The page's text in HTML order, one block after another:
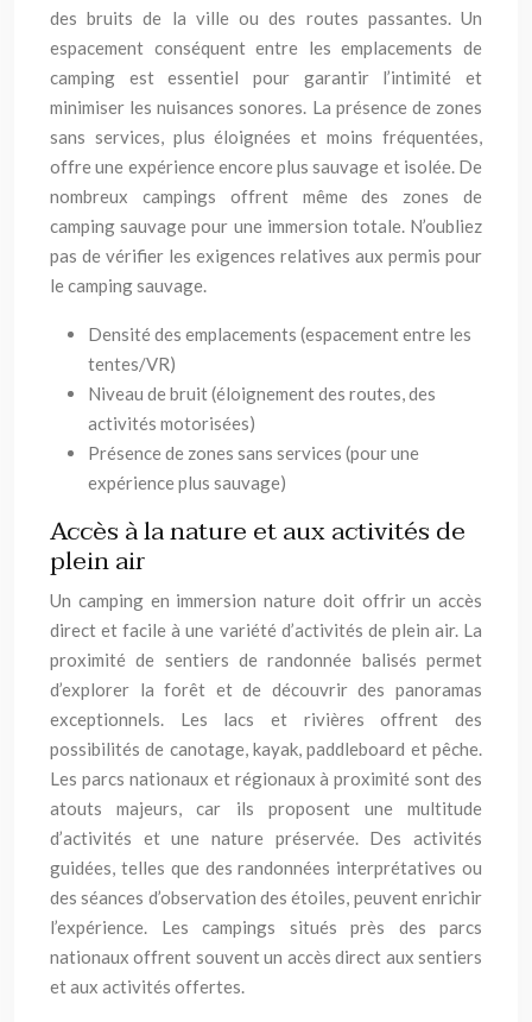
des bruits de la ville ou des routes passantes. Un
espacement conséquent entre les emplacements de
camping est essentiel pour garantir l’intimité et
minimiser les nuisances sonores. La présence de zones
sans services, plus éloignées et moins fréquentées,
offre une expérience encore plus sauvage et isolée. De
nombreux campings offrent même des zones de
camping sauvage pour une immersion totale. N’oubliez
pas de vérifier les exigences relatives aux permis pour
le camping sauvage.
Densité des emplacements (espacement entre les
tentes/VR)
Niveau de bruit (éloignement des routes, des
activités motorisées)
Présence de zones sans services (pour une
expérience plus sauvage)
Accès à la nature et aux activités de
plein air
Un camping en immersion nature doit offrir un accès
direct et facile à une variété d’activités de plein air. La
proximité de sentiers de randonnée balisés permet
d’explorer la forêt et de découvrir des panoramas
exceptionnels. Les lacs et rivières offrent des
possibilités de canotage, kayak, paddleboard et pêche.
Les parcs nationaux et régionaux à proximité sont des
atouts majeurs, car ils proposent une multitude
d’activités et une nature préservée. Des activités
guidées, telles que des randonnées interprétatives ou
des séances d’observation des étoiles, peuvent enrichir
l’expérience. Les campings situés près des parcs
nationaux offrent souvent un accès direct aux sentiers
et aux activités offertes.